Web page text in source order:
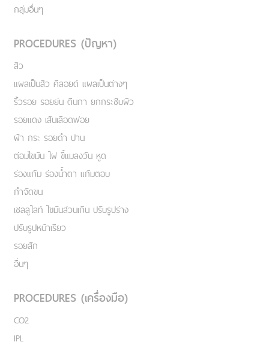
กลุ่มอื่นๆ
PROCEDURES (ปัญหา)
สิว
แผลเป็นสิว คีลอยด์ แผลเป็นต่างๆ
ริ้วรอย รอยย่น ตีนกา ยกกระชับผิว
รอยแดง เส้นเลือดฟอย
ฝ้า กระ รอยดำ ปาน
ต่อมไขมัน ไฝ ขี้แมลงวัน หูด
ร่องแก้ม ร่องน้ำตา แก้มตอบ
กำจัดขน
เชลลูไลท์ ไขมันส่วนเกิน ปรับรูปร่าง
ปรับรูปหน้าเรียว
รอยสัก
อื่นๆ
PROCEDURES (เครื่องมือ)
CO2
IPL